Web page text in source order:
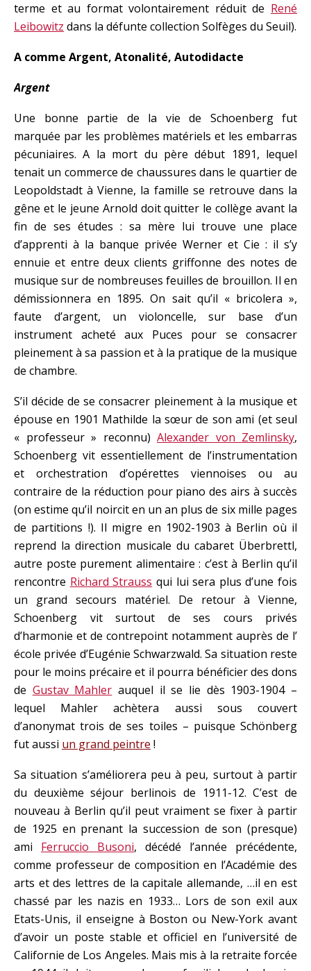
terme et au format volontairement réduit de René
Leibowitz dans la défunte collection Solfèges du Seuil).
A comme Argent, Atonalité, Autodidacte
Argent
Une bonne partie de la vie de Schoenberg fut
marquée par les problèmes matériels et les embarras
pécuniaires. A la mort du père début 1891, lequel
tenait un commerce de chaussures dans le quartier de
Leopoldstadt à Vienne, la famille se retrouve dans la
gêne et le jeune Arnold doit quitter le collège avant la
fin de ses études : sa mère lui trouve une place
d’apprenti à la banque privée Werner et Cie : il s’y
ennuie et entre deux clients griffonne des notes de
musique sur de nombreuses feuilles de brouillon. Il en
démissionnera en 1895. On sait qu’il « bricolera »,
faute d’argent, un violoncelle, sur base d’un
instrument acheté aux Puces pour se consacrer
pleinement à sa passion et à la pratique de la musique
de chambre.
S’il décide de se consacrer pleinement à la musique et
épouse en 1901 Mathilde la sœur de son ami (et seul
« professeur » reconnu) Alexander von Zemlinsky,
Schoenberg vit essentiellement de l’instrumentation
et orchestration d’opérettes viennoises ou au
contraire de la réduction pour piano des airs à succès
(on estime qu’il noircit en un an plus de six mille pages
de partitions !). Il migre en 1902-1903 à Berlin où il
reprend la direction musicale du cabaret Überbrettl,
autre poste purement alimentaire : c’est à Berlin qu’il
rencontre Richard Strauss qui lui sera plus d’une fois
un grand secours matériel. De retour à Vienne,
Schoenberg vit surtout de ses cours privés
d’harmonie et de contrepoint notamment auprès de l’
école privée d’Eugénie Schwarzwald. Sa situation reste
pour le moins précaire et il pourra bénéficier des dons
de Gustav Mahler auquel il se lie dès 1903-1904 –
lequel Mahler achètera aussi sous couvert
d’anonymat trois de ses toiles – puisque Schönberg
fut aussi un grand peintre !
Sa situation s’améliorera peu à peu, surtout à partir
du deuxième séjour berlinois de 1911-12. C’est de
nouveau à Berlin qu’il peut vraiment se fixer à partir
de 1925 en prenant la succession de son (presque)
ami Ferruccio Busoni, décédé l’année précédente,
comme professeur de composition en l’Académie des
arts et des lettres de la capitale allemande, …il en est
chassé par les nazis en 1933… Lors de son exil aux
Etats-Unis, il enseigne à Boston ou New-York avant
d’avoir un poste stable et officiel en l’université de
Californie de Los Angeles. Mais mis à la retraite forcée